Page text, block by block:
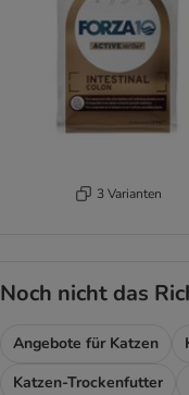
3 Varianten
Noch nicht das
Angebote für Katzen
Katzen-Trockenfutter